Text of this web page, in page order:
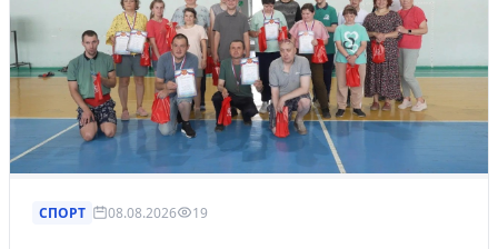
СПОРТ 08.08.2026 19